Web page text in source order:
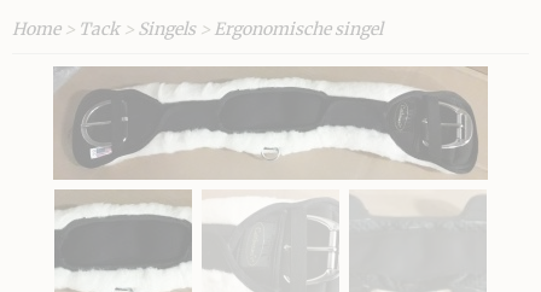
Home> Tack> Singels> Ergonomische singel